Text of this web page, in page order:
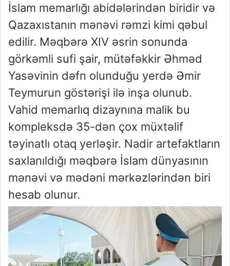
İslam memarlığı abidələrindən biridir və
Qazaxıstanın mənəvi rəmzi kimi qəbul
edilir. Məqbərə XIV əsrin sonunda
görkəmli sufi şair, mütəfəkkir Əhməd
Yasəvinin dəfn olunduğu yerdə Əmir
Teymurun göstərişi ilə inşa olunub.
Vahid memarlıq dizaynına malik bu
kompleksdə 35-dən çox müxtəlif
təyinatlı otaq yerləşir. Nadir artefaktların
saxlanıldığı məqbərə İslam dünyasının
mənəvi və mədəni mərkəzlərindən biri
hesab olunur.